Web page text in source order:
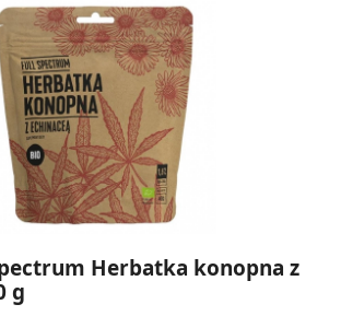
Herbatka konopna z
g